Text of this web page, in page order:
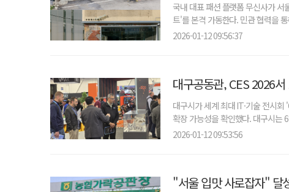
국내 대표 패션 플랫폼 무신사가
트'를 본격 가동한다. 민관 협력을
2026-01-12 09:56:37
대구공동관, CES 2026
대구시가 세계 최대 IT·기술 전시
확장 가능성을 확인했다. 대구시는
2026-01-12 09:53:56
"서울 입맛 사로잡자" 달